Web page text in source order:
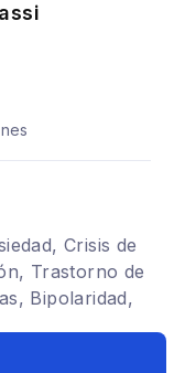
Crisis de
Trastorno de
Bipolaridad,
Adulto,